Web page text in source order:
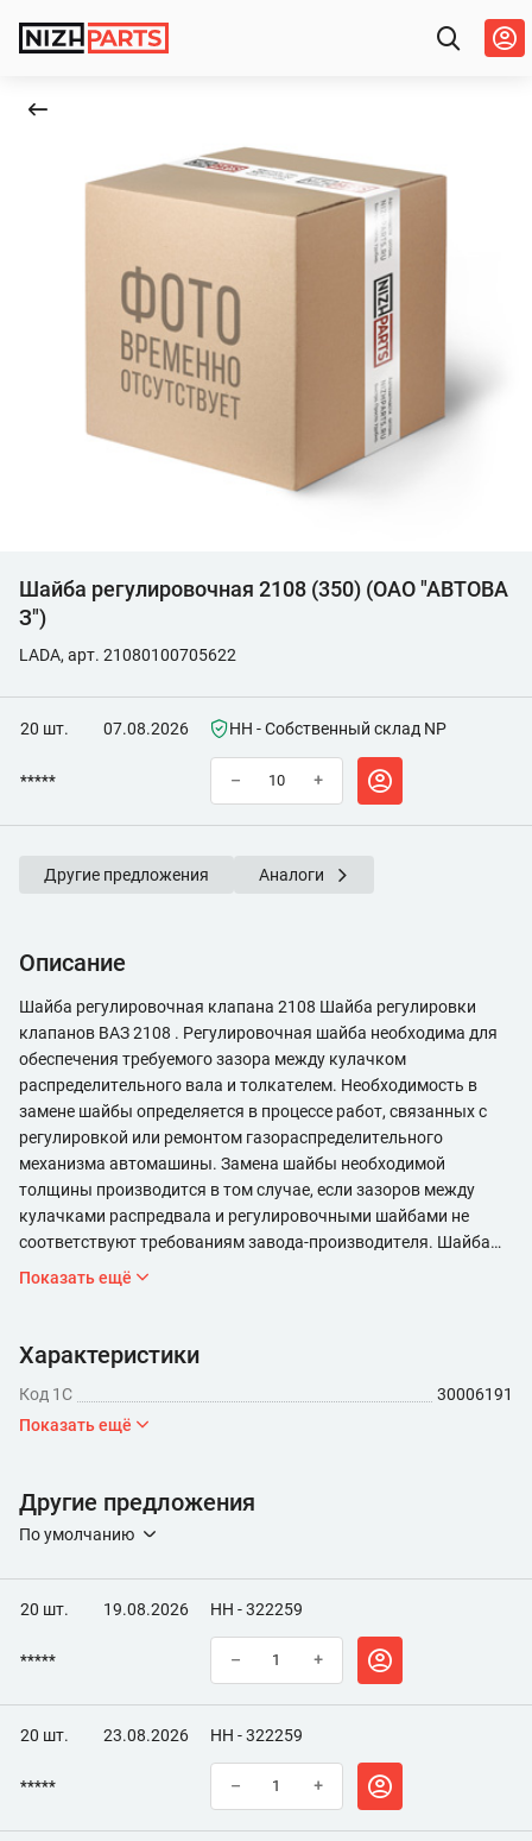
Шайба регулировочная 2108 (350) (ОАО "АВТОВА
З")
LADA, арт. 21080100705622
20 шт. 07.08.2026 НН - Собственный склад NP
***** – +
Другие предложения Аналоги
Описание
Шайба регулировочная клапана 2108 Шайба регулировки
клапанов ВАЗ 2108 . Регулировочная шайба необходима для
обеспечения требуемого зазора между кулачком
распределительного вала и толкателем. Необходимость в
замене шайбы определяется в процессе работ, связанных с
регулировкой или ремонтом газораспределительного
механизма автомашины. Замена шайбы необходимой
толщины производится в том случае, если зазоров между
кулачками распредвала и регулировочными шайбами не
соответствуют требованиям завода-производителя. Шайба
устанавливается в торцевом углублении толкателя,
изготовлены в виде цилиндрических стаканов и находятся в
направляющих головки цилиндров. Шайбы сделаны из стали
20Х и для увеличения твердости поверхности подвергнуты
нитроцементации. В запасные части поставляются
устанавливать маркировкой к толкателю. Клапаны
регулируют на холодном двигателе. Зазор между кулачками
впускных клапанов 0,2-0,25мм, для выпускных - 0,3-0,35мм.
Если зазор мал или велик, по формуле вычислите
необходимую толщину регулировочной шайбы: Д=В+(А-С) где
Д - толщина новой шайбы В - толщина снятой шайбы А -
замеренный зазор С - номинальный зазор Толщина шайбы
Показать ещё
Характеристики
Код 1С
30006191
Показать ещё
Другие предложения
По умолчанию
20 шт. 19.08.2026 НН - 322259
***** – +
20 шт. 23.08.2026 НН - 322259
***** – +